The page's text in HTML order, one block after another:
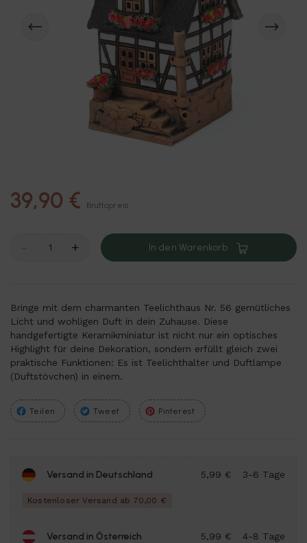
39,90 € Bruttopreis
+ In den Warenkorb
Bringe mit dem charmanten Teelichthaus Nr. 56 gemütliches
Licht und wohligen Duft in dein Zuhause. Diese
handgefertigte Keramikminiatur ist nicht nur ein optisches
Highlight für deine Dekoration, sondern erfüllt gleich zwei
praktische Funktionen: Es ist Teelichthalter und Duftlampe
(Duftstövchen) in einem.
Teilen Tweet Pinterest
Versand in Deutschland 3-6 Tage
5,99 €
Kostenloser Versand ab 70,00 €
Versand in Österreich 4-8 Tage
5,99 €